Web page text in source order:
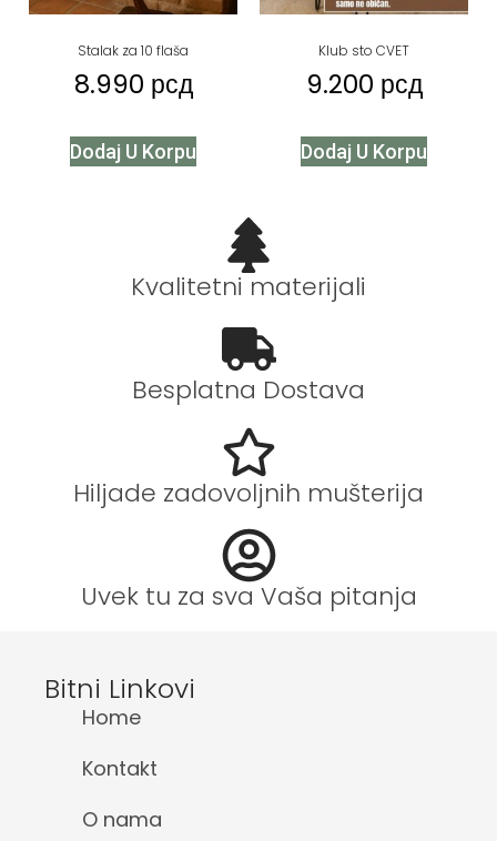
Stalak za 10 flaša
8.990 рсд
Dodaj U Korpu
Klub sto CVET
9.200 рсд
Dodaj U Korpu
Kvalitetni materijali
Besplatna Dostava
Hiljade zadovoljnih mušterija
Uvek tu za sva Vaša pitanja
Bitni Linkovi
Home
Kontakt
O nama